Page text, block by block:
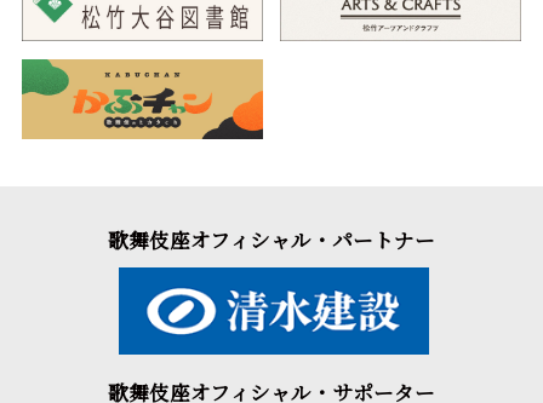
歌舞伎座オフィシャル・パートナー
歌舞伎座オフィシャル・サポーター